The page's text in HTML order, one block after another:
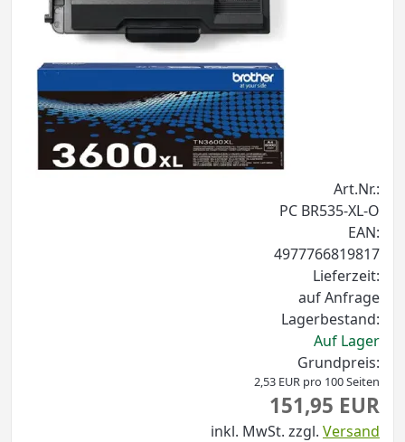
Art.Nr.:
PC BR535-XL-O
EAN:
4977766819817
Lieferzeit:
auf Anfrage
Lagerbestand:
Auf Lager
Grundpreis:
2,53 EUR pro 100 Seiten
151,95 EUR
inkl. MwSt. zzgl. Versand